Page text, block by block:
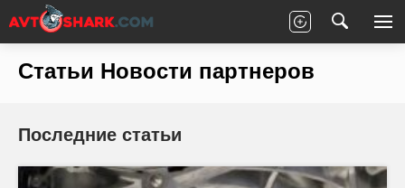
Главная Статьи Новости партнеров
Статьи Новости партнеров
Последние статьи